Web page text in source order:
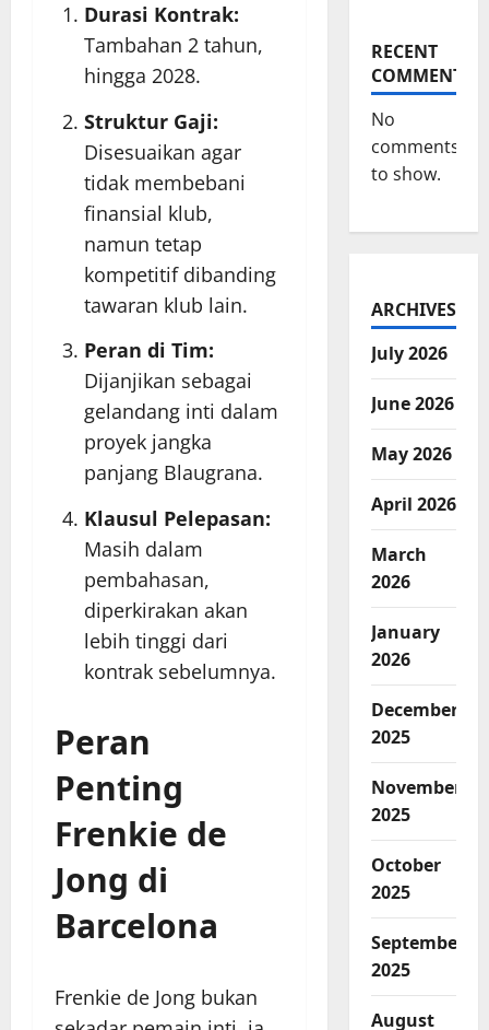
Durasi Kontrak:
Tambahan 2 tahun,
hingga 2028.
Struktur Gaji:
Disesuaikan agar
tidak membebani
finansial klub,
namun tetap
kompetitif dibanding
tawaran klub lain.
Peran di Tim:
Dijanjikan sebagai
gelandang inti dalam
proyek jangka
panjang Blaugrana.
Klausul Pelepasan:
Masih dalam
pembahasan,
diperkirakan akan
lebih tinggi dari
kontrak sebelumnya.
Peran
Penting
Frenkie de
Jong di
Barcelona
Frenkie de Jong bukan
RECENT
COMMENTS
No
comments
to show.
ARCHIVES
July 2026
June 2026
May 2026
April 2026
March
2026
January
2026
December
2025
November
2025
October
2025
September
2025
August